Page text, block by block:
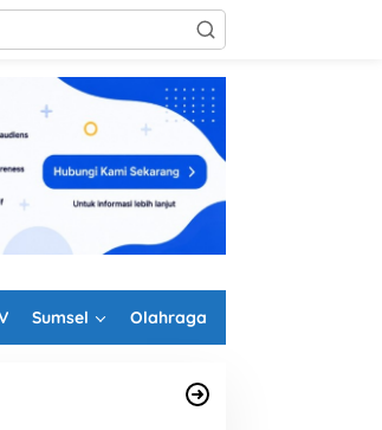
Sumsel Olahraga